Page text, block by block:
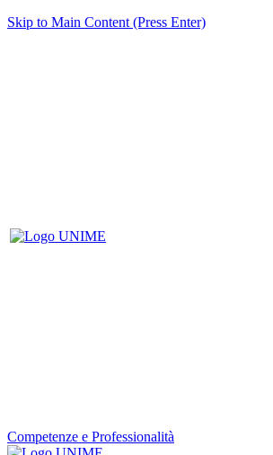
Skip to Main Content (Press Enter)
Competenze e Professionalità